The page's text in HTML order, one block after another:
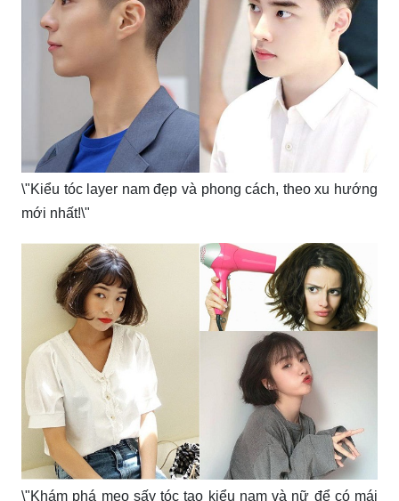
\"Kiểu tóc layer nam đẹp và phong cách, theo xu hướng
mới nhất!\"
\"Khám phá mẹo sấy tóc tạo kiểu nam và nữ để có mái